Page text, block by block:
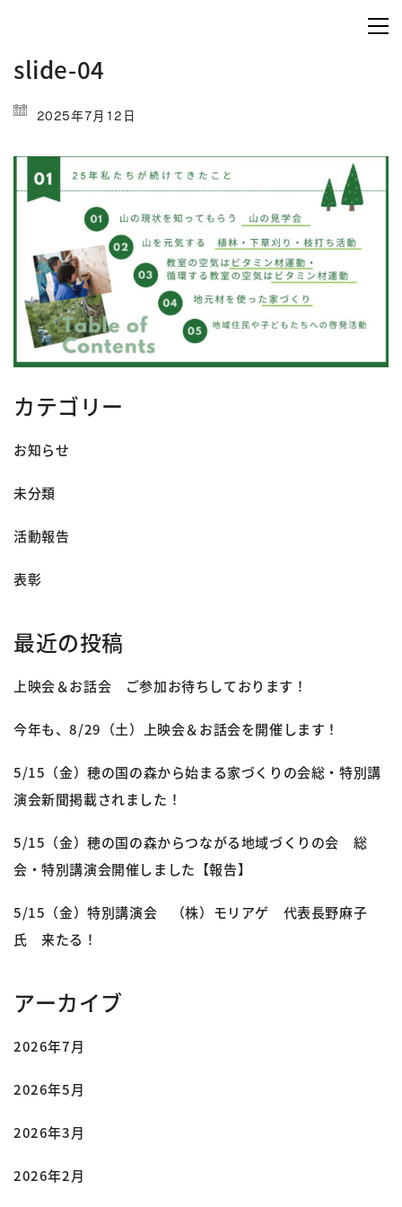
slide-04
2025年7月12日
カテゴリー
お知らせ
未分類
活動報告
表彰
最近の投稿
上映会＆お話会 ご参加お待ちしております！
今年も、8/29（土）上映会＆お話会を開催します！
5/15（金）穂の国の森から始まる家づくりの会総・特別講
演会新聞掲載されました！
5/15（金）穂の国の森からつながる地域づくりの会 総
会・特別講演会開催しました【報告】
5/15（金）特別講演会 （株）モリアゲ 代表長野麻子
氏 来たる！
アーカイブ
2026年7月
2026年5月
2026年3月
2026年2月